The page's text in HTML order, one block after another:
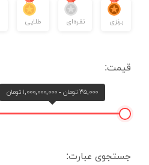
برنزی نقره‌ای طلایی
قیمت:
۳۵,۰۰۰ تومان - ۱,۰۰۰,۰۰۰,۰۰۰ تومان
جستجوی عبارت: